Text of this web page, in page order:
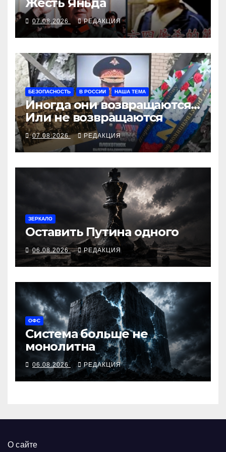
07.08.2026 РЕДАКЦИЯ
БЕЗОПАСНОСТЬ В РОССИИ НАША ТЕМА
Иногда они возвращаются…
Или не возвращаются
07.08.2026 РЕДАКЦИЯ
ЗЕРКАЛО
Оставить Путина одного
06.08.2026 РЕДАКЦИЯ
ОФС
Система больше не
монолитна
06.08.2026 РЕДАКЦИЯ
О сайте